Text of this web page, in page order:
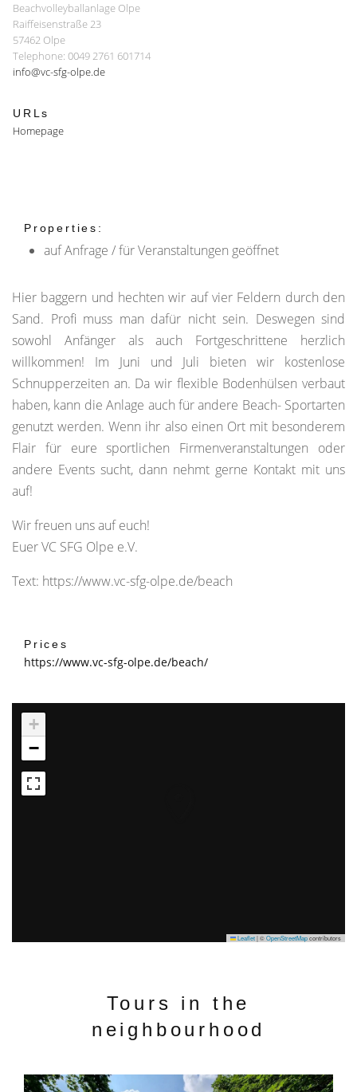
Beachvolleyballanlage Olpe
Raiffeisenstraße 23
57462 Olpe
Telephone: 0049 2761 601714
info@vc-sfg-olpe.de
URLs
Homepage
Properties:
auf Anfrage / für Veranstaltungen geöffnet
Hier baggern und hechten wir auf vier Feldern durch den
Sand. Profi muss man dafür nicht sein. Deswegen sind
sowohl Anfänger als auch Fortgeschrittene herzlich
willkommen! Im Juni und Juli bieten wir kostenlose
Schnupperzeiten an. Da wir flexible Bodenhülsen verbaut
haben, kann die Anlage auch für andere Beach- Sportarten
genutzt werden. Wenn ihr also einen Ort mit besonderem
Flair für eure sportlichen Firmenveranstaltungen oder
andere Events sucht, dann nehmt gerne Kontakt mit uns
auf!
Wir freuen uns auf euch!
Euer VC SFG Olpe e.V.
Text: https://www.vc-sfg-olpe.de/beach
Prices
https://www.vc-sfg-olpe.de/beach/
+
−
Leaflet|©OpenStreetMapcontributors
Tours in the
neighbourhood